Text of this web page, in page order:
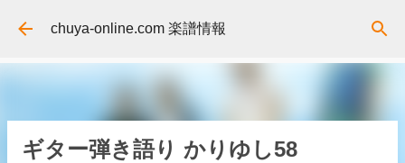
スキップしてメイン コンテンツに移動
chuya-online.com 楽譜情報
ギター弾き語り かりゆし58